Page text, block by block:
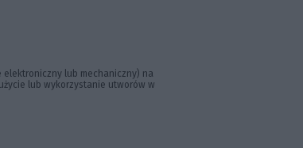
lub mechaniczny) na
lub wykorzystanie utworów w